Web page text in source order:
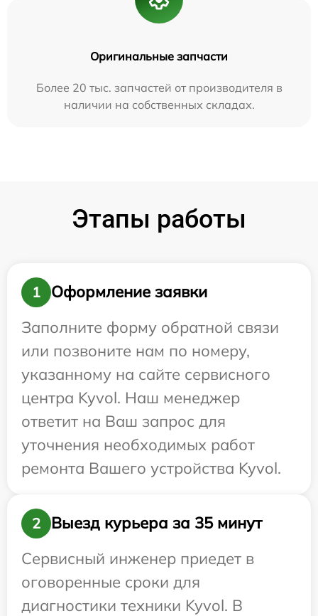
Оригинальные запчасти
Более 20 тыс. запчастей от производителя в
наличии на собственных складах.
Этапы работы
1
Оформление заявки
Заполните форму обратной связи
или позвоните нам по номеру,
указанному на сайте сервисного
центра Kyvol. Наш менеджер
ответит на Ваш запрос для
уточнения необходимых работ
ремонта Вашего устройства Kyvol.
2
Выезд курьера за 35 минут
Сервисный инженер приедет в
оговоренные сроки для
диагностики техники Kyvol. В